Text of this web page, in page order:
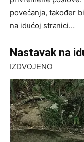
povećanja, također
na idućoj stranici…
Nastavak na